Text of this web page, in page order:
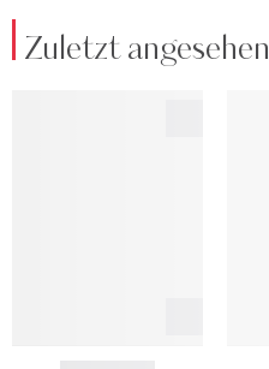
Zuletzt angesehen